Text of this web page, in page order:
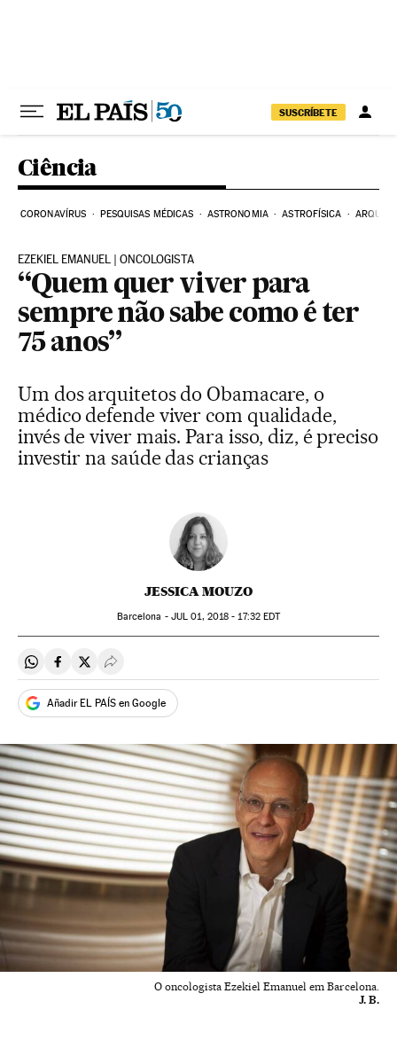
SUSCRÍBETE
Ciência
CORONAVÍRUS PESQUISAS MÉDICAS ASTRONOMIA ASTROFÍSICA
EZEKIEL EMANUEL | ONCOLOGISTA
“Quem quer viver para
sempre não sabe como é ter
75 anos”
Um dos arquitetos do Obamacare, o
médico defende viver com qualidade,
invés de viver mais. Para isso, diz, é preciso
investir na saúde das crianças
JESSICA MOUZO
Barcelona - JUL 01, 2018 - 17:32EDT
Compartir en Whatsapp
Compartir en Facebook
Compartir en Twitter
Desplegar Redes Sociales
Añadir EL PAÍS en Google
O oncologista Ezekiel Emanuel em Barcelona.
J. B.